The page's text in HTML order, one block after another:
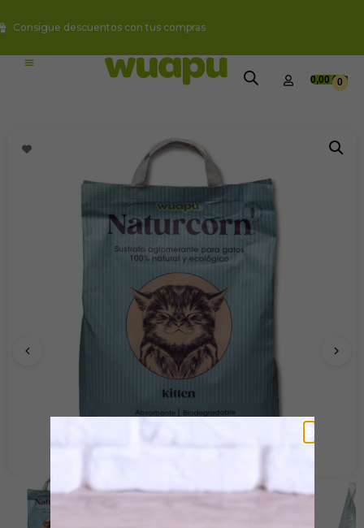
Envio Gratis a partir de 49€
0,00 €0